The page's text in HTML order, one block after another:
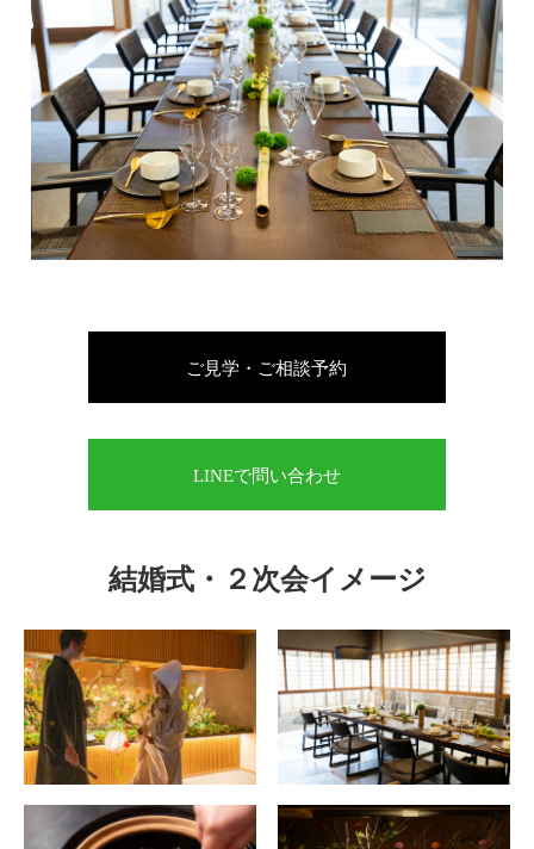
ご見学・ご相談予約
LINEで問い合わせ
結婚式・２次会イメージ